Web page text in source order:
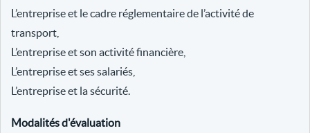
L’entreprise et le cadre réglementaire de l’activité de
transport,
L’entreprise et son activité financière,
L’entreprise et ses salariés,
L’entreprise et la sécurité.
Modalités d'évaluation